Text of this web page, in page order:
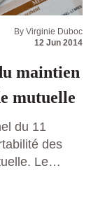
By Virginie Duboc
12 Jun 2014
maintien
mutuelle
du 11
des
Le
2009. La